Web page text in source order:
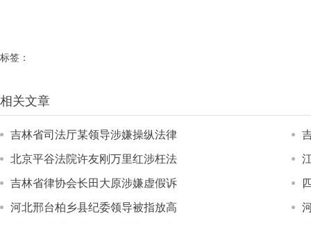
标签：
相关文章
吉林省司法厅某领导涉嫌操纵法律
北京平谷法院许友刚万里红涉枉法
吉林省律协会长田大原涉嫌虚假诉
河北邢台柏乡县纪委领导被指放高